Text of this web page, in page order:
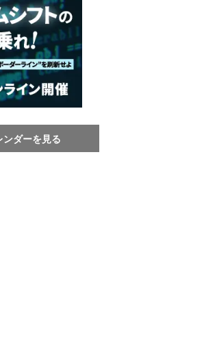
ダーを見る